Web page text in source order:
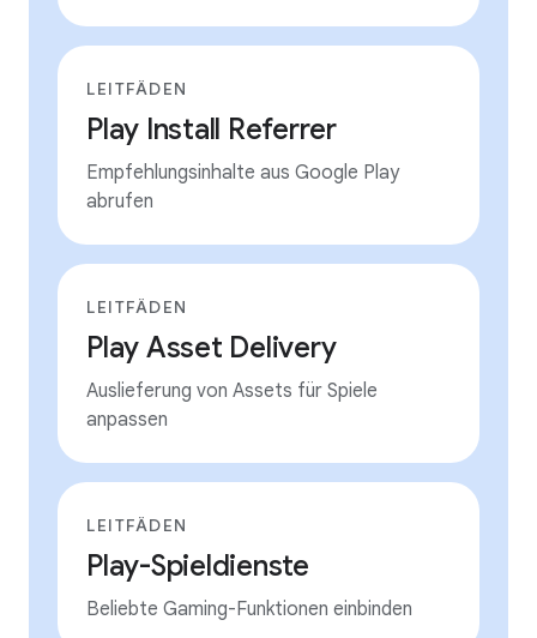
LEITFÄDEN
Play Install Referrer
Empfehlungsinhalte aus Google Play
abrufen
LEITFÄDEN
Play Asset Delivery
Auslieferung von Assets für Spiele
anpassen
LEITFÄDEN
Play-Spieldienste
Beliebte Gaming-Funktionen einbinden